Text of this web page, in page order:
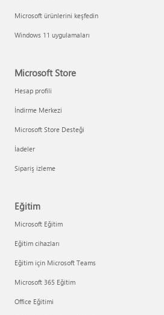
Microsoft ürünlerini keşfedin
Windows 11 uygulamaları
Microsoft Store
Hesap profili
İndirme Merkezi
Microsoft Store Desteği
İadeler
Sipariş izleme
Eğitim
Microsoft Eğitim
Eğitim cihazları
Eğitim için Microsoft Teams
Microsoft 365 Eğitim
Office Eğitimi